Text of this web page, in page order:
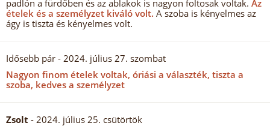
padlón a fürdőben és az ablakok is nagyon foltosak voltak. Az
ételek és a személyzet kiváló volt. A szoba is kényelmes az
ágy is tiszta és kényelmes volt.
Idősebb pár - 2024. július 27. szombat
Nagyon finom ételek voltak, óriási a választék, tiszta a
szoba, kedves a személyzet
Zsolt - 2024. július 25. csütörtök